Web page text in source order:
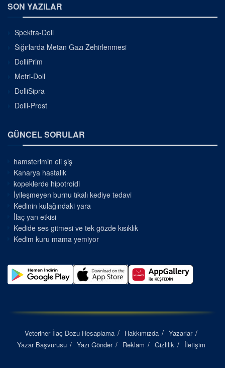
SON YAZILAR
Spektra-Doll
Sığırlarda Metan Gazı Zehirlenmesi
DolliPrim
Metri-Doll
DolliSipra
Dolli-Prost
GÜNCEL SORULAR
hamsterimin eli şiş
Kanarya hastalık
kopeklerde hipotroidi
İyileşmeyen burnu tıkalı kediye tedavi
Kedinin kulağındaki yara
İlaç yan etkisi
Kedide ses gitmesi ve tek gözde kısıklık
Kedim kuru mama yemiyor
Veteriner İlaç Dozu Hesaplama Hakkımızda
Yazarlar
Yazar Başvurusu
Yazı Gönder Reklam Gizlilik İletişim